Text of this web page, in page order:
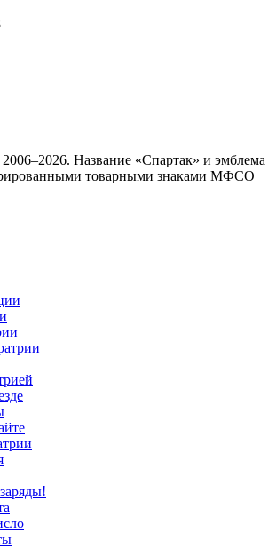
Название «Спартак» и эмблема
товарными знаками МФСО